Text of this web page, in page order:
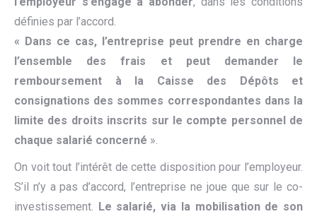
définies par l’accord.
« Dans ce cas, l’entreprise peut prendre en charge
l’ensemble des frais et peut demander le
remboursement à la Caisse des Dépôts et
consignations des sommes correspondantes dans la
limite des droits inscrits sur le compte personnel de
chaque salarié concerné ».
On voit tout l’intérêt de cette disposition pour l’employeur.
S’il n’y a pas d’accord, l’entreprise ne joue que sur le co-
investissement. Le salarié, via la mobilisation de son